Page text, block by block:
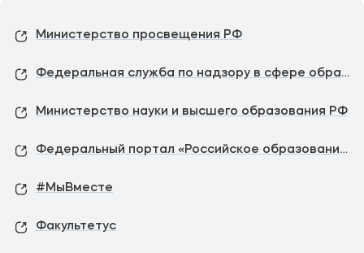
Министерство просвещения РФ
Федеральная служба по надзору в сфере образования и науки
Министерство науки и высшего образования РФ
Федеральный портал «Российское образование»
#МыВместе
Факультетус